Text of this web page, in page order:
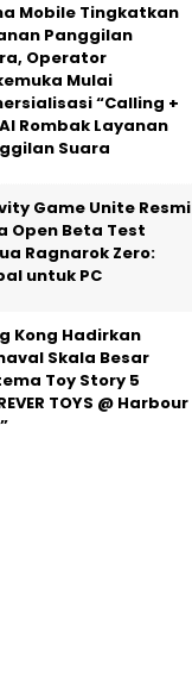
Mobile Tingkatkan
Panggilan
Operator
Mulai
“Calling +
Rombak Layanan
Suara
Game Unite Resmi
Open Beta Test
Ragnarok Zero:
untuk PC
Kong Hadirkan
Skala Besar
Toy Story 5
TOYS @ Harbour